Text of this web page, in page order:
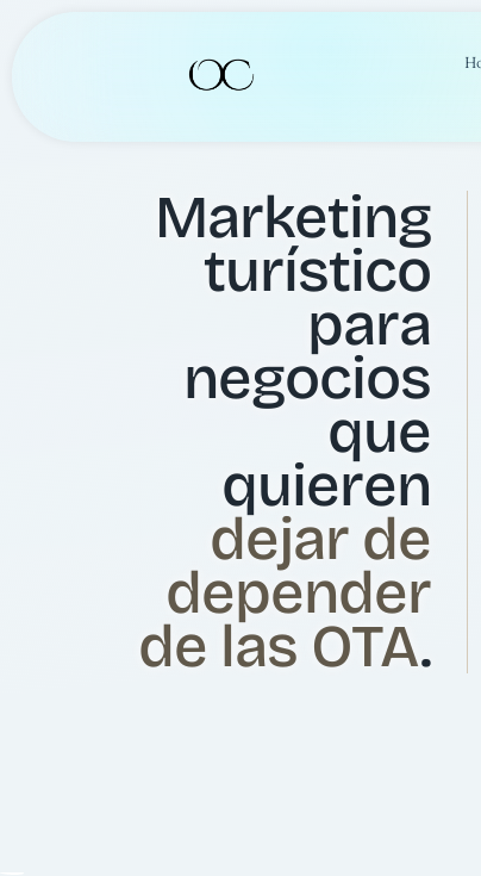
Marketing
turístico
para
negocios
que
quieren
dejar de
depender
de las OTA.